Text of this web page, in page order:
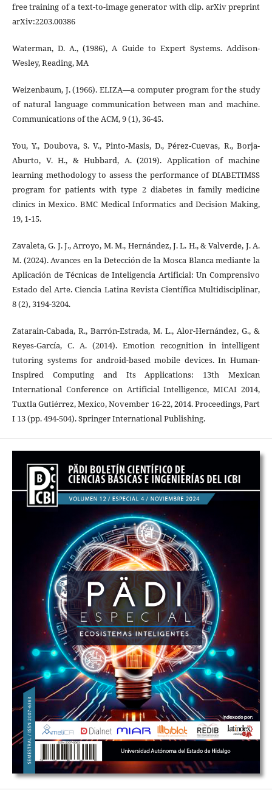
free training of a text-to-image generator with clip. arXiv preprint
arXiv:2203.00386
Waterman, D. A., (1986), A Guide to Expert Systems. Addison-
Wesley, Reading, MA
Weizenbaum, J. (1966). ELIZA—a computer program for the study
of natural language communication between man and machine.
Communications of the ACM, 9 (1), 36-45.
You, Y., Doubova, S. V., Pinto-Masis, D., Pérez-Cuevas, R., Borja-
Aburto, V. H., & Hubbard, A. (2019). Application of machine
learning methodology to assess the performance of DIABETIMSS
program for patients with type 2 diabetes in family medicine
clinics in Mexico. BMC Medical Informatics and Decision Making,
19, 1-15.
Zavaleta, G. J. J., Arroyo, M. M., Hernández, J. L. H., & Valverde, J. A.
M. (2024). Avances en la Detección de la Mosca Blanca mediante la
Aplicación de Técnicas de Inteligencia Artificial: Un Comprensivo
Estado del Arte. Ciencia Latina Revista Científica Multidisciplinar,
8 (2), 3194-3204.
Zatarain-Cabada, R., Barrón-Estrada, M. L., Alor-Hernández, G., &
Reyes-García, C. A. (2014). Emotion recognition in intelligent
tutoring systems for android-based mobile devices. In Human-
Inspired Computing and Its Applications: 13th Mexican
International Conference on Artificial Intelligence, MICAI 2014,
Tuxtla Gutiérrez, Mexico, November 16-22, 2014. Proceedings, Part
I 13 (pp. 494-504). Springer International Publishing.